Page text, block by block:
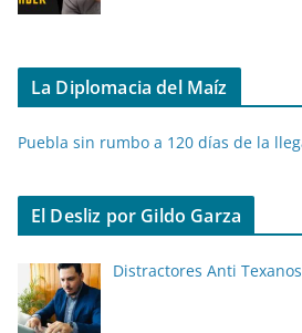
La Diplomacia del Maíz
Puebla sin rumbo a 120 días de la
El Desliz por Gildo Garza
Distractores Anti Texanos